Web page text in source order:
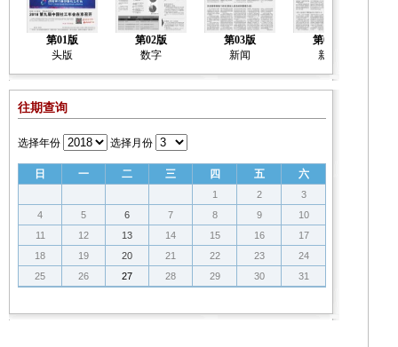
第01版
头版
第02版
数字
第03版
新闻
第04版
新闻
往期查询
选择年份 选择月份
日 一 二 三 四 五 六
1 2
3
4
5 6 7 8 9
10
11
12 13 14 15 16
17
18
19 20 21 22 23
24
25
26 27 28 29 30 31